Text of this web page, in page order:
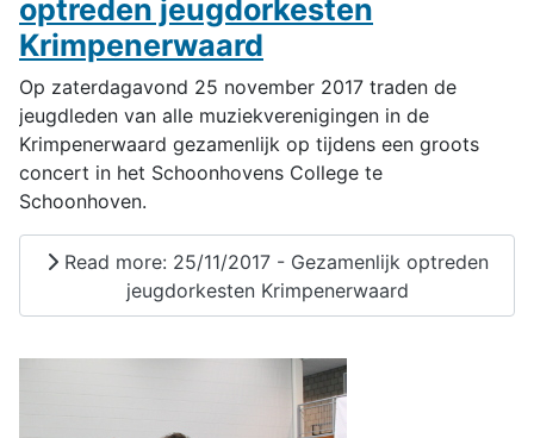
optreden jeugdorkesten
Krimpenerwaard
Op zaterdagavond 25 november 2017 traden de
jeugdleden van alle muziekverenigingen in de
Krimpenerwaard gezamenlijk op tijdens een groots
concert in het Schoonhovens College te
Schoonhoven.
Read more: 25/11/2017 - Gezamenlijk optreden
jeugdorkesten Krimpenerwaard